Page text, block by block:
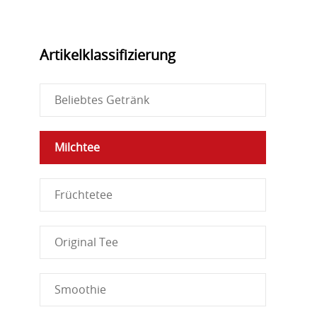
Artikelklassifizierung
Beliebtes Getränk
Milchtee
Früchtetee
Original Tee
Smoothie